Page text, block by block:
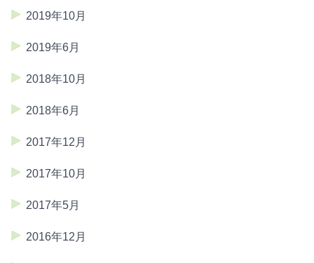
2019年10月
2019年6月
2018年10月
2018年6月
2017年12月
2017年10月
2017年5月
2016年12月